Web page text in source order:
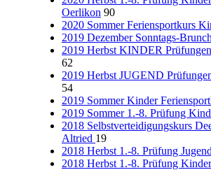
Oerlikon 90
2020 Sommer Feriensportkurs
2019 Dezember Sonntags-
2019 Herbst KINDER
62
2019 Herbst JUGEND
54
2019 Sommer Kinder
2019 Sommer 1.-8. Prüfung
2018 Selbstverteidigungskurs
Altried 19
2018 Herbst 1.-8. Prüfung
2018 Herbst 1.-8. Prüfung